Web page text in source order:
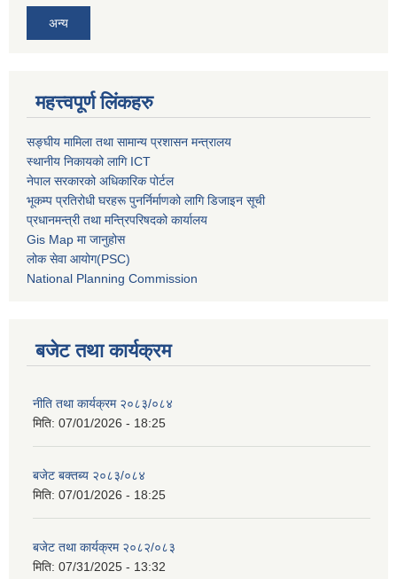
अन्य
महत्त्वपूर्ण लिंकहरु
सङ्घीय मामिला तथा सामान्य प्रशासन मन्त्रालय
स्थानीय निकायको लागि ICT
नेपाल सरकारको अधिकारिक पोर्टल
भूकम्प प्रतिरोधी घरहरू पुनर्निर्माणको लागि डिजाइन सूची
प्रधानमन्त्री तथा मन्त्रिपरिषदको कार्यालय
Gis Map मा जानुहोस
लोक सेवा आयोग(PSC)
National Planning Commission
बजेट तथा कार्यक्रम
नीति तथा कार्यक्रम २०८३/०८४
मिति: 07/01/2026 - 18:25
बजेट बक्तब्य २०८३/०८४
मिति: 07/01/2026 - 18:25
बजेट तथा कार्यक्रम २०८२/०८३
मिति: 07/31/2025 - 13:32